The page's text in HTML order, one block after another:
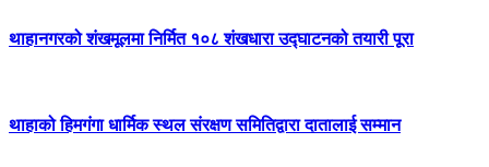
थाहानगरको शंखमूलमा निर्मित १०८ शंखधारा उद्घाटनको तयारी पूरा
थाहाको हिमगंगा धार्मिक स्थल संरक्षण समितिद्वारा दातालाई सम्मान